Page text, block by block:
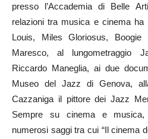
presso l’Accademia di Belle
relazioni tra musica e cinema ha
Louis, Miles Gloriosus,
Maresco, al lungometraggio
Riccardo Maneglia, ai due
Museo del Jazz di Genova,
Cazzaniga il pittore dei Jazz
Sempre su cinema e musica,
numerosi saggi tra cui “Il cinema